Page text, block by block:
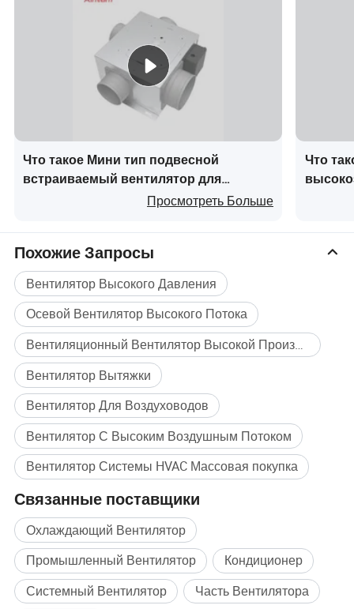
Что такое Мини тип подвесной
встраиваемый вентилятор для
Просмотреть Больше
Что
Похожие Запросы
Вентилятор Высокого Давления
Осевой Вентилятор Высокого Потока
Вентиляционный Вентилятор Высокой Производительности
Вентилятор Вытяжки
Вентилятор Для Воздуховодов
Вентилятор С Высоким Воздушным Потоком
Вентилятор Системы HVAC Массовая покупка
Связанные поставщики
Охлаждающий Вентилятор
Промышленный Вентилятор
Кондиционер
Системный Вентилятор
Часть Вентилятора